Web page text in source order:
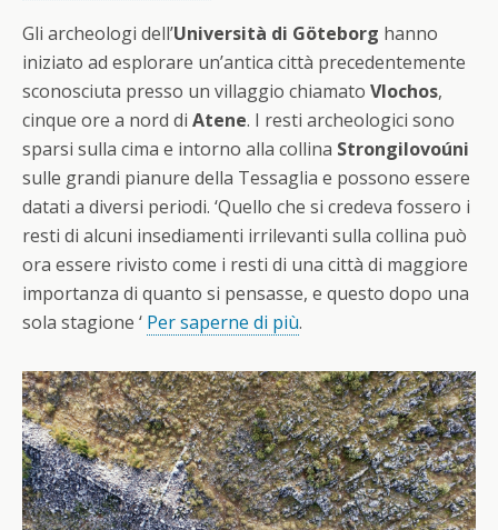
Gli archeologi dell’Università di Göteborg hanno
iniziato ad esplorare un’antica città precedentemente
sconosciuta presso un villaggio chiamato Vlochos,
cinque ore a nord di Atene. I resti archeologici sono
sparsi sulla cima e intorno alla collina Strongilovoúni
sulle grandi pianure della Tessaglia e possono essere
datati a diversi periodi. ‘Quello che si credeva fossero i
resti di alcuni insediamenti irrilevanti sulla collina può
ora essere rivisto come i resti di una città di maggiore
importanza di quanto si pensasse, e questo dopo una
sola stagione ‘ Per saperne di più.